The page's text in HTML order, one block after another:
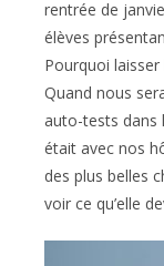
rentrée de
élèves
Pourquoi
Quand nous
auto-tests dans
était avec nos
des plus belles
voir ce qu’elle